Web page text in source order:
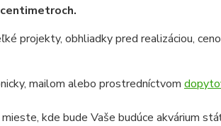
projekty, obhliadky pred realizáciou,
mailom alebo prostredníctvom
kde bude Vaše budúce akvárium